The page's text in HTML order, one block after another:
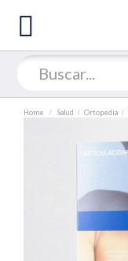
Home Salud Ortopedia